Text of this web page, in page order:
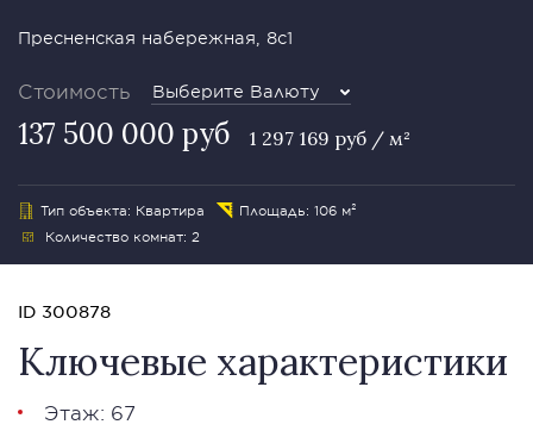
Пресненская набережная, 8с1
Стоимость Выберите Валюту
137 500 000 руб 1 297 169 руб / м²
Тип объекта: Квартира
Площадь: 106 м²
Количество комнат: 2
ID 300878
Ключевые характеристики
Этаж: 67